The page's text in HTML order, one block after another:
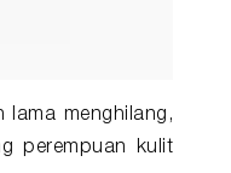
lama menghilang,
perempuan kulit